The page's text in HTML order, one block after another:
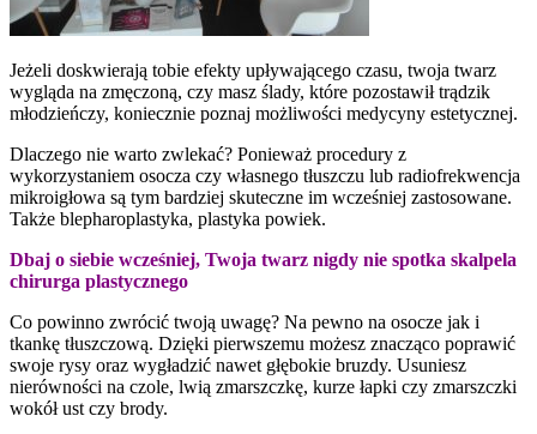
Jeżeli doskwierają tobie efekty upływającego czasu, twoja twarz
wygląda na zmęczoną, czy masz ślady, które pozostawił trądzik
młodzieńczy, koniecznie poznaj możliwości medycyny estetycznej.
Dlaczego nie warto zwlekać? Ponieważ procedury z
wykorzystaniem osocza czy własnego tłuszczu lub radiofrekwencja
mikroigłowa są tym bardziej skuteczne im wcześniej zastosowane.
Także blepharoplastyka, plastyka powiek.
Dbaj o siebie wcześniej, Twoja twarz nigdy nie spotka skalpela
chirurga plastycznego
Co powinno zwrócić twoją uwagę? Na pewno na osocze jak i
tkankę tłuszczową. Dzięki pierwszemu możesz znacząco poprawić
swoje rysy oraz wygładzić nawet głębokie bruzdy. Usuniesz
nierówności na czole, lwią zmarszczkę, kurze łapki czy zmarszczki
wokół ust czy brody.